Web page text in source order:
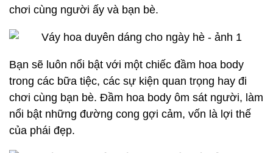
chơi cùng người ấy và bạn bè.
Bạn sẽ luôn nổi bật với một chiếc đầm hoa body
trong các bữa tiệc, các sự kiện quan trọng hay đi
chơi cùng bạn bè. Đầm hoa body ôm sát người, làm
nổi bật những đường cong gợi cảm, vốn là lợi thế
của phái đẹp.